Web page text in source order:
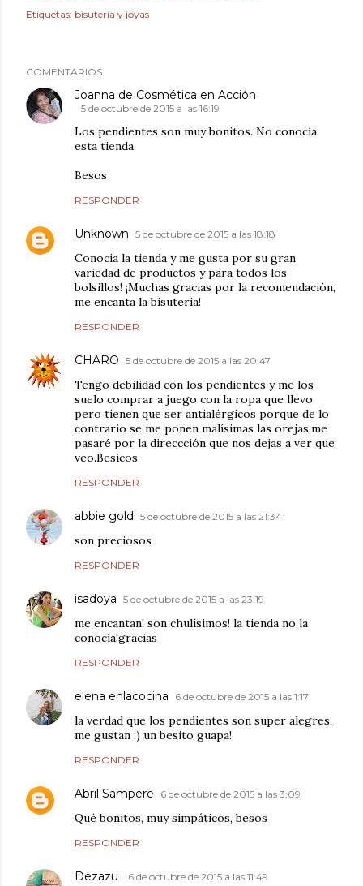
Etiquetas: bisutería y joyas
COMENTARIOS
Joanna de Cosmética en Acción
5 de octubre de 2015 a las 16:19
Los pendientes son muy bonitos. No conocía
esta tienda.
Besos
RESPONDER
Unknown 5 de octubre de 2015 a las 18:18
Conocia la tienda y me gusta por su gran
variedad de productos y para todos los
bolsillos! ¡Muchas gracias por la recomendación,
me encanta la bisuteria!
RESPONDER
CHARO 5 de octubre de 2015 a las 20:47
Tengo debilidad con los pendientes y me los
suelo comprar a juego con la ropa que llevo
pero tienen que ser antialérgicos porque de lo
contrario se me ponen malísimas las orejas.me
pasaré por la direccción que nos dejas a ver que
veo.Besicos
RESPONDER
abbie gold 5 de octubre de 2015 a las 21:34
son preciosos
RESPONDER
isadoya 5 de octubre de 2015 a las 23:19
me encantan! son chulísimos! la tienda no la
conocía!gracias
RESPONDER
elena enlacocina 6 de octubre de 2015 a las 1:17
la verdad que los pendientes son super alegres,
me gustan ;) un besito guapa!
RESPONDER
Abril Sampere 6 de octubre de 2015 a las 3:09
Qué bonitos, muy simpáticos, besos
RESPONDER
Dezazu 6 de octubre de 2015 a las 11:49